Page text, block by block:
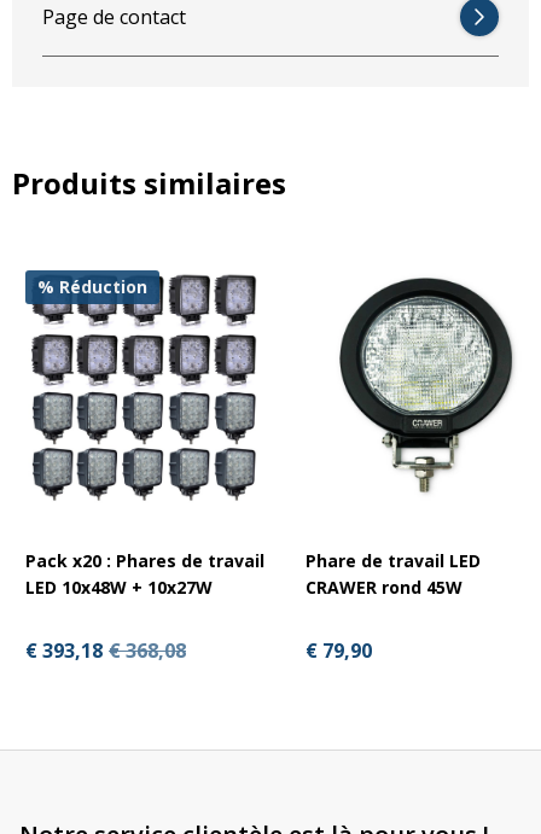
Page de contact
Produits similaires
% Réduction
Pack x20 : Phares de travail
LED 10x48W + 10x27W
€ 393,18 € 368,08
Phare de travail LED
CRAWER rond 45W
€ 79,90